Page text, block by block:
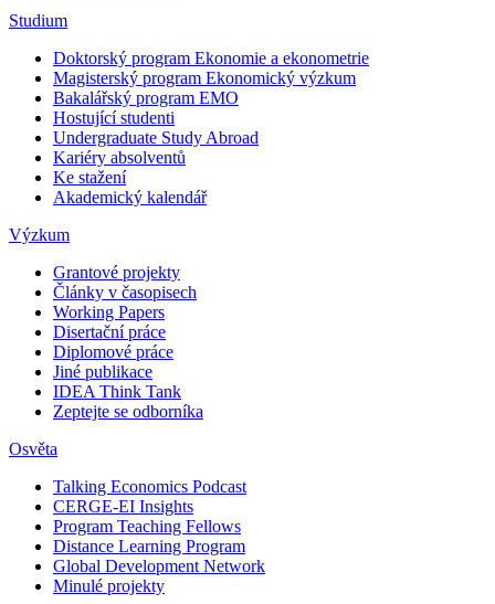
Studium
Doktorský program Ekonomie a ekonometrie
Magisterský program Ekonomický výzkum
Bakalářský program EMO
Hostující studenti
Undergraduate Study Abroad
Kariéry absolventů
Ke stažení
Akademický kalendář
Výzkum
Grantové projekty
Články v časopisech
Working Papers
Disertační práce
Diplomové práce
Jiné publikace
IDEA Think Tank
Zeptejte se odborníka
Osvěta
Talking Economics Podcast
CERGE-EI Insights
Program Teaching Fellows
Distance Learning Program
Global Development Network
Minulé projekty